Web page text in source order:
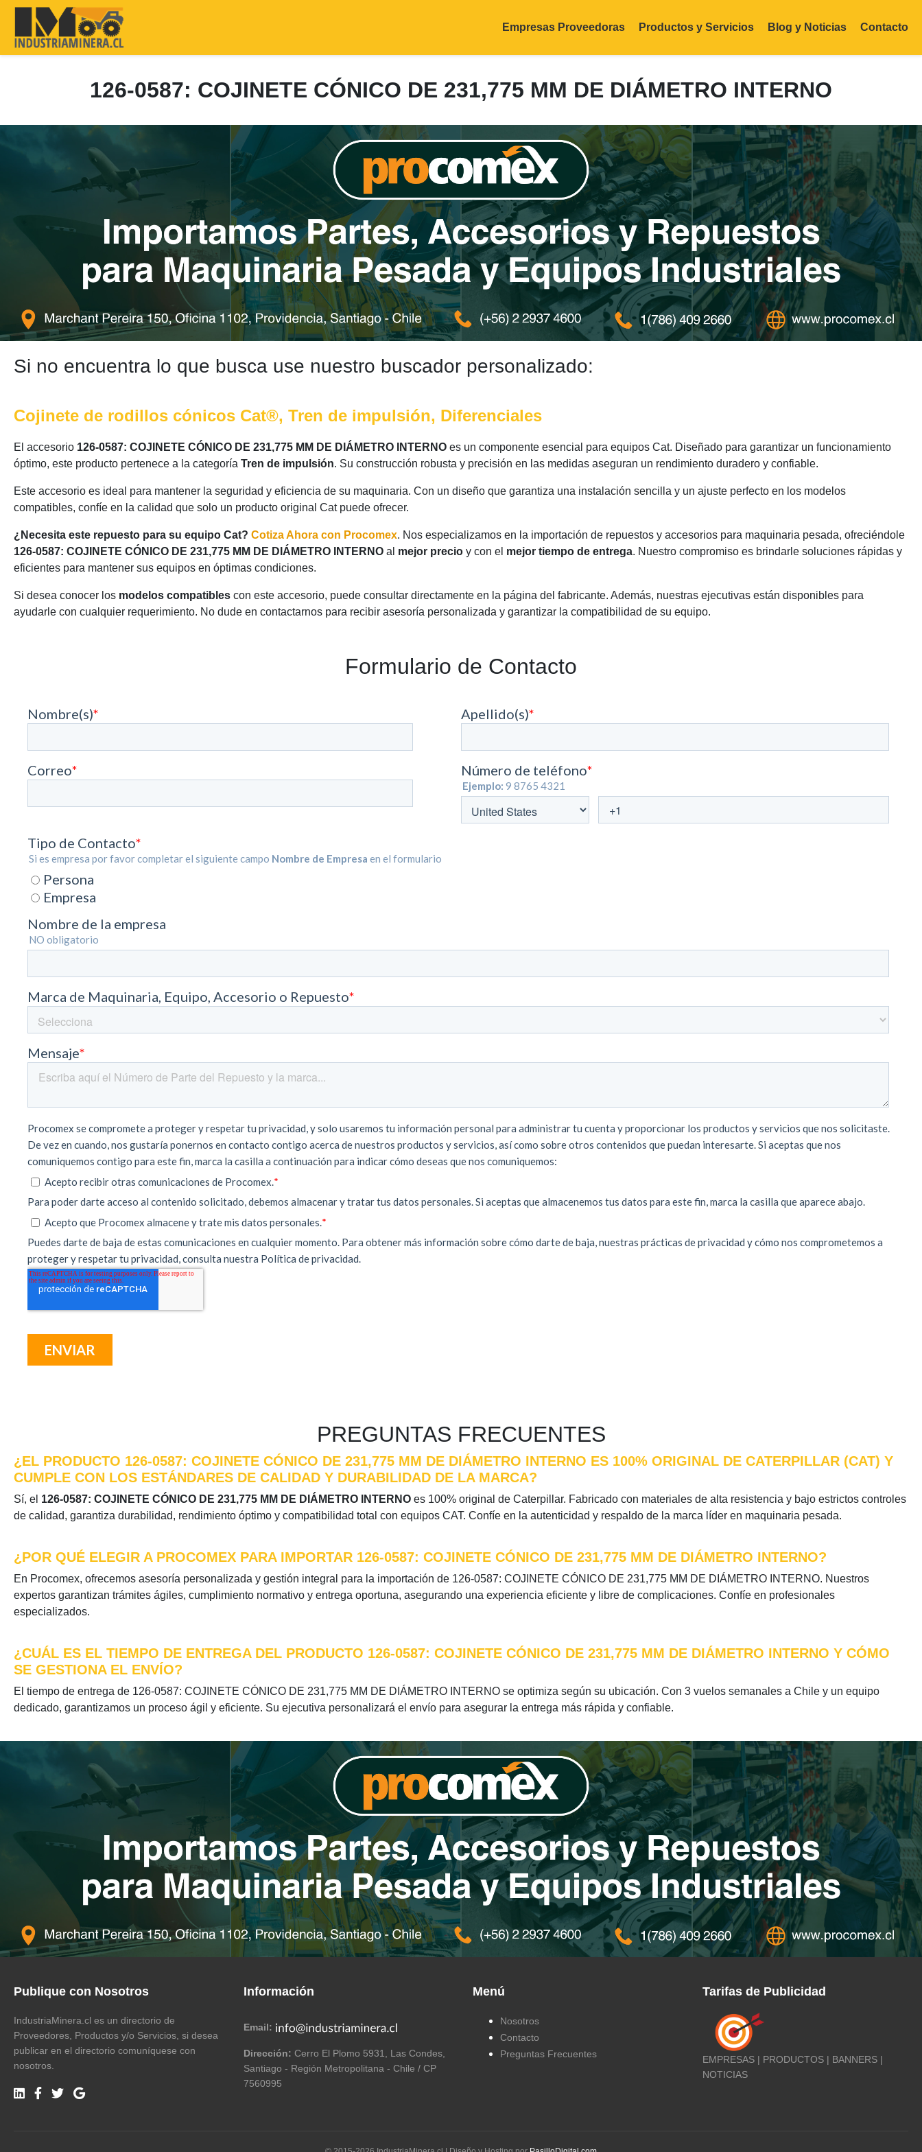
Empresas Proveedoras Productos y Servicios Blog y Noticias Contacto
126-0587: COJINETE CÓNICO DE 231,775 MM DE DIÁMETRO INTERNO
Si no encuentra lo que busca use nuestro buscador personalizado:
Cojinete de rodillos cónicos Cat®, Tren de impulsión, Diferenciales
El accesorio 126-0587: COJINETE CÓNICO DE 231,775 MM DE DIÁMETRO INTERNO es un componente esencial para equipos Cat. Diseñado para garantizar un funcionamiento
óptimo, este producto pertenece a la categoría Tren de impulsión. Su construcción robusta y precisión en las medidas aseguran un rendimiento duradero y confiable.
Este accesorio es ideal para mantener la seguridad y eficiencia de su maquinaria. Con un diseño que garantiza una instalación sencilla y un ajuste perfecto en los modelos
compatibles, confíe en la calidad que solo un producto original Cat puede ofrecer.
¿Necesita este repuesto para su equipo Cat? Cotiza Ahora con Procomex. Nos especializamos en la importación de repuestos y accesorios para maquinaria pesada, ofreciéndole
126-0587: COJINETE CÓNICO DE 231,775 MM DE DIÁMETRO INTERNO al mejor precio y con el mejor tiempo de entrega. Nuestro compromiso es brindarle soluciones rápidas y
eficientes para mantener sus equipos en óptimas condiciones.
Si desea conocer los modelos compatibles con este accesorio, puede consultar directamente en la página del fabricante. Además, nuestras ejecutivas están disponibles para
ayudarle con cualquier requerimiento. No dude en contactarnos para recibir asesoría personalizada y garantizar la compatibilidad de su equipo.
Formulario de Contacto
PREGUNTAS FRECUENTES
¿EL PRODUCTO 126-0587: COJINETE CÓNICO DE 231,775 MM DE DIÁMETRO INTERNO ES 100% ORIGINAL DE CATERPILLAR (CAT) Y
CUMPLE CON LOS ESTÁNDARES DE CALIDAD Y DURABILIDAD DE LA MARCA?
Sí, el 126-0587: COJINETE CÓNICO DE 231,775 MM DE DIÁMETRO INTERNO es 100% original de Caterpillar. Fabricado con materiales de alta resistencia y bajo estrictos controles
de calidad, garantiza durabilidad, rendimiento óptimo y compatibilidad total con equipos CAT. Confíe en la autenticidad y respaldo de la marca líder en maquinaria pesada.
¿POR QUÉ ELEGIR A PROCOMEX PARA IMPORTAR 126-0587: COJINETE CÓNICO DE 231,775 MM DE DIÁMETRO INTERNO?
En Procomex, ofrecemos asesoría personalizada y gestión integral para la importación de 126-0587: COJINETE CÓNICO DE 231,775 MM DE DIÁMETRO INTERNO. Nuestros
expertos garantizan trámites ágiles, cumplimiento normativo y entrega oportuna, asegurando una experiencia eficiente y libre de complicaciones. Confíe en profesionales
especializados.
¿CUÁL ES EL TIEMPO DE ENTREGA DEL PRODUCTO 126-0587: COJINETE CÓNICO DE 231,775 MM DE DIÁMETRO INTERNO Y CÓMO
SE GESTIONA EL ENVÍO?
El tiempo de entrega de 126-0587: COJINETE CÓNICO DE 231,775 MM DE DIÁMETRO INTERNO se optimiza según su ubicación. Con 3 vuelos semanales a Chile y un equipo
dedicado, garantizamos un proceso ágil y eficiente. Su ejecutiva personalizará el envío para asegurar la entrega más rápida y confiable.
Publique con Nosotros
IndustriaMinera.cl es un directorio de
Proveedores, Productos y/o Servicios, si desea
publicar en el directorio comuníquese con
nosotros.
Información
Email:
Dirección: Cerro El Plomo 5931, Las Condes,
Santiago - Región Metropolitana - Chile / CP
7560995
Menú
Nosotros
Contacto
Preguntas Frecuentes
Tarifas de Publicidad
EMPRESAS | PRODUCTOS | BANNERS |
NOTICIAS